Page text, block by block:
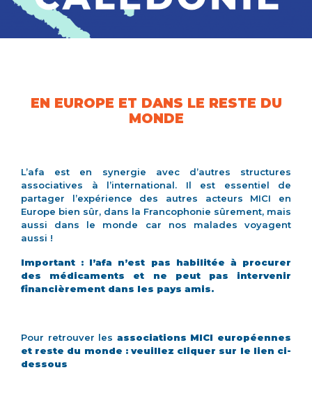
EN EUROPE ET DANS LE RESTE DU
MONDE
L’afa est en synergie avec d’autres structures
associatives à l’international. Il est essentiel de
partager l’expérience des autres acteurs MICI en
Europe bien sûr, dans la Francophonie sûrement, mais
aussi dans le monde car nos malades voyagent
aussi !
Important : l’afa n’est pas habilitée à procurer
des médicaments et ne peut pas intervenir
financièrement dans les pays amis.
Pour retrouver les associations MICI européennes
et reste du monde : veuillez cliquer sur le lien ci-
dessous